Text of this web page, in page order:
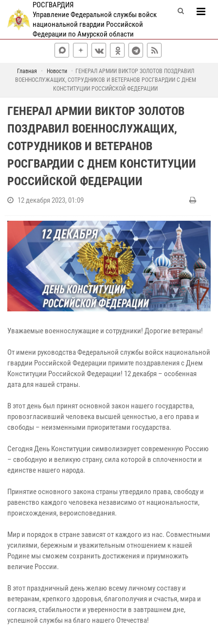
РОСГВАРДИЯ
Управление Федеральной службы войск
национальной гвардии Российской
Федерации по Амурской области
Главная Новости
ГЕНЕРАЛ АРМИИ ВИКТОР ЗОЛОТОВ ПОЗДРАВИЛ
ВОЕННОСЛУЖАЩИХ, СОТРУДНИКОВ И ВЕТЕРАНОВ РОСГВАРДИИ С ДНЕМ
КОНСТИТУЦИИ РОССИЙСКОЙ ФЕДЕРАЦИИ
ГЕНЕРАЛ АРМИИ ВИКТОР ЗОЛОТОВ
ПОЗДРАВИЛ ВОЕННОСЛУЖАЩИХ,
СОТРУДНИКОВ И ВЕТЕРАНОВ
РОСГВАРДИИ С ДНЕМ КОНСТИТУЦИИ
РОССИЙСКОЙ ФЕДЕРАЦИИ
12 декабря 2023, 01:09
Уважаемые военнослужащие и сотрудники! Дорогие ветераны!
От имени руководства Федеральной службы войск национальной
гвардии Российской Федерации примите поздравления с Днем
Конституции Российской Федерации! 12 декабря – особенная
дата для нашей страны.
В этот день был принят основной закон нашего государства,
провозгласивший человека высшей ценностью, а его права и
свободы – неизменными приоритетами государства.
Сегодня День Конституции символизирует современную Россию
– свободную и великую страну, сила которой в сплоченности и
единстве нашего народа.
Принятие основного закона страны утвердило права, свободу и
равенство каждого человека независимо от национальности,
происхождения, вероисповедания.
Мир и порядок в стране зависят от каждого из нас. Совместными
усилиями, бережным и уважительным отношением к нашей
Родине мы сможем сохранить достижения и приумножить
величие России.
В этот праздничный день желаю всему личному составу и
ветеранам, крепкого здоровья, благополучия и счастья, мира и
согласия, стабильности и уверенности в завтрашнем дне,
успешной службы на благо нашего Отечества!